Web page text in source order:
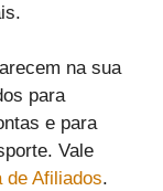
na sua
para
e para
Vale
de Afiliados.